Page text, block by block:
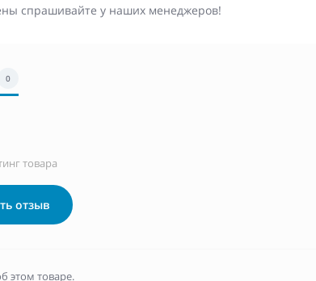
спрашивайте у наших менеджеров!
0
товара
отзыв
этом товаре.